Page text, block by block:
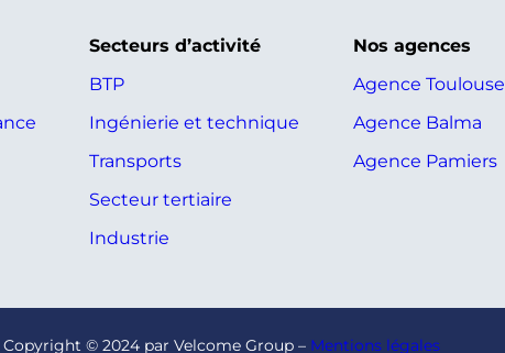
Secteurs d’activité
BTP
Ingénierie et technique
Transports
Secteur tertiaire
Industrie
Nos agences
Agence Toulouse
Agence Balma
Agence Pamiers
Copyright © 2024 par Velcome Group – Mentions légales